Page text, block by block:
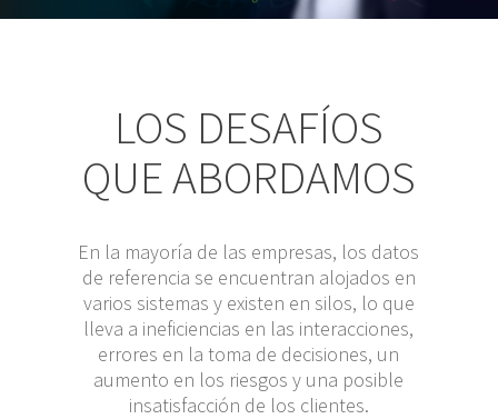
LOS DESAFÍOS
QUE ABORDAMOS
En la mayoría de las empresas, los datos
de referencia se encuentran alojados en
varios sistemas y existen en silos, lo que
lleva a ineficiencias en las interacciones,
errores en la toma de decisiones, un
aumento en los riesgos y una posible
insatisfacción de los clientes.